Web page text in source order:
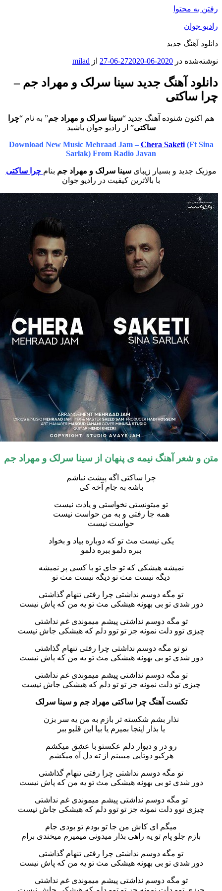
جدید
در 2020-06-27
2020-06-27 ازmilad
آهنگ جدید سینا سرلک و مهراد جم –
شنوده آهنگ جدید “سینا سرلک و مهراد جم ” به نام “چرا
” از رادیو جوان باشید
Download New Music Mehraad Jam –Chera Saketi
Sarlak) From Radio Javan
و بسیار زیبایسینا سرلک و مهراد جمبنامچرا ساکتی
با بالاترین کیفیت در رادیو جوان
آهنگ نیمه ی پنهان از سینا سرلک و مهراد جم
چرا ساکتی اگه پیشت نباشم
باشه به جام آخه کی
تو میتونستی نخواستی و یادت نیست
همه جا رفتی و به من حواست نیست
حواست نیست
یکی نیست مث تو که دوباره بیاد و بخواد
ببره دلمو ببره دلمو
نمیشه هیشکی که تو جای تو با کسی پر نمیشه
دیگه نیست مث تو دیگه نیست مث تو
تو مگه دوسم نداشتی چرا رفتی تنهام گذاشتی
شدی تو بی بهونه هیشکی مث تو یه من که پاش نیست
تو مگه دوسم نداشتی پیشم میموندی غم نداشتی
توو دلت نمونه جز تو توو دلم که هیشکی جاش نیست
تو تو مگه دوسم نداشتی چرا رفتی تنهام گذاشتی
شدی تو بی بهونه هیشکی مث تو یه من که پاش نیست
تو مگه دوسم نداشتی پیشم میموندی غم نداشتی
تو دلت نمونه جز تو تو دلم که هیشکی جاش نیست
تکست آهنگ چرا ساکتی مهراد جم و سینا سرلک
نذار بشم شکسته تر بازم به من یه سر بزن
یا بذار اینجا بمیرم یا بیا این قلبو ببر
رو در و دیوار دلم عکستو با عشق میکشم
هرکیو دوتایی میبینم از ته دل آه میکشم
تو مگه دوسم نداشتی چرا رفتی تنهام گذاشتی
شدی تو بی بهونه هیشکی مث تو یه من که پاش نیست
تو مگه دوسم نداشتی پیشم میموندی غم نداشتی
توو دلت نمونه جز تو توو دلم که هیشکی جاش نیست
میگم ای کاش من جا تو بودم تو بودی جام
جلو پام تو یه راهی بذار میدونی میمیرم میخندی برام
تو مگه دوسم نداشتی چرا رفتی تنهام گذاشتی
شدی تو بی بهونه هیشکی مث تو یه من که پاش نیست
تو مگه دوسم نداشتی پیشم میموندی غم نداشتی